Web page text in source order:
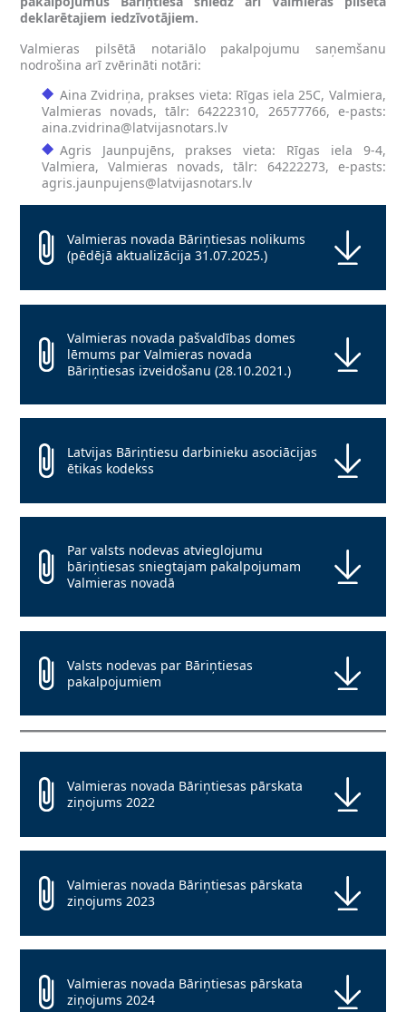
deklarētajiem iedzīvotājiem.
Valmieras pilsētā notariālo pakalpojumu saņemšanu
nodrošina arī zvērināti notāri:
Aina Zvidriņa, prakses vieta: Rīgas iela 25C, Valmiera,
Valmieras novads, tālr: 64222310, 26577766, e-pasts:
aina.zvidrina@latvijasnotars.lv
Agris Jaunpujēns, prakses vieta: Rīgas iela 9-4,
Valmiera, Valmieras novads, tālr: 64222273, e-pasts:
agris.jaunpujens@latvijasnotars.lv
Valmieras novada Bāriņtiesas nolikums
(pēdējā aktualizācija 31.07.2025.)
Valmieras novada pašvaldības domes
lēmums par Valmieras novada
Bāriņtiesas izveidošanu (28.10.2021.)
Latvijas Bāriņtiesu darbinieku asociācijas
ētikas kodekss
Par valsts nodevas atvieglojumu
bāriņtiesas sniegtajam pakalpojumam
Valmieras novadā
Valsts nodevas par Bāriņtiesas
pakalpojumiem
Valmieras novada Bāriņtiesas pārskata
ziņojums 2022
Valmieras novada Bāriņtiesas pārskata
ziņojums 2023
Valmieras novada Bāriņtiesas pārskata
ziņojums 2024